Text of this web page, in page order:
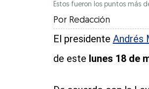
Estos fueron los puntos más
Por Redacción
El presidente Andrés
de este lunes 18 de